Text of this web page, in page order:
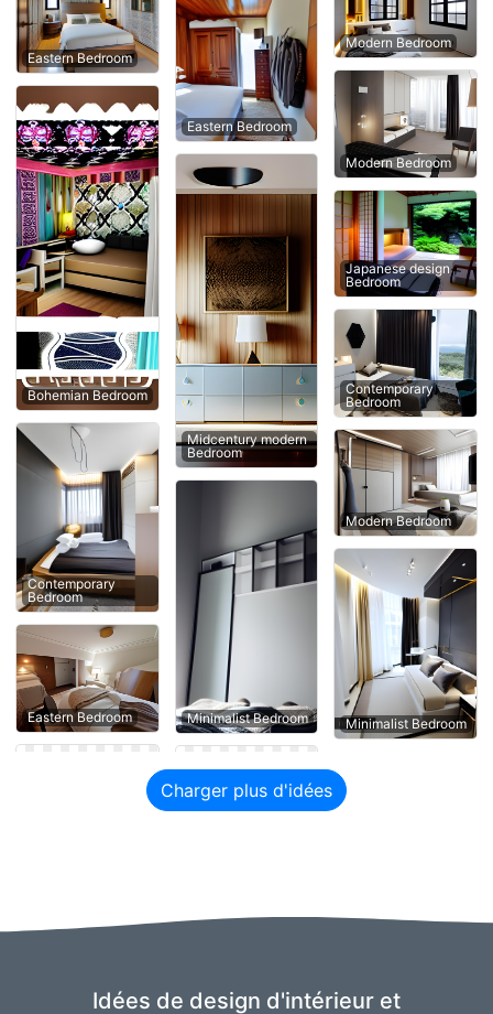
Eastern Bedroom
Bohemian Bedroom
Contemporary
Bedroom
Eastern Bedroom
Eastern Bedroom
Midcentury modern
Bedroom
Minimalist Bedroom
Modern Bedroom
Modern Bedroom
Japanese design
Bedroom
Contemporary
Bedroom
Modern Bedroom
Minimalist Bedroom
Charger plus d'idées
Idées de design d'intérieur et